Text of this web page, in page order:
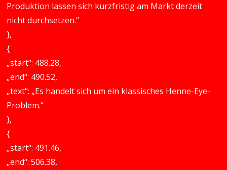
Produktion lassen sich kurzfristig am Markt derzeit
nicht durchsetzen.“
},
{
„start“: 488.28,
„end“: 490.52,
„text“: „Es handelt sich um ein klassisches Henne-Eye-
Problem.“
},
{
„start“: 491.46,
„end“: 506.38,